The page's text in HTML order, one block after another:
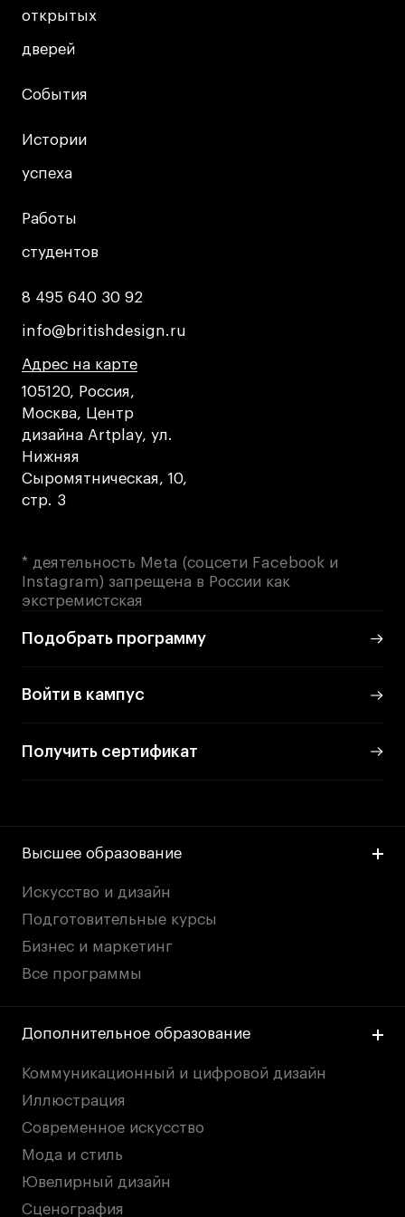
Коммерческий фотограф
Все программы
Для школьников
Интенсивы
Среднесрочные
Все программы
Новости
Преподаватели
Лицензии и аккредитации
Для прессы
Ресурсы
Вакансии
Контакты
Условия поступления
Иностранным студентам
Ассоциация выпускников
Центр карьеры
Живые проекты
Конкурсы
Летние стажировки
Проекты студентов
Работы студентов
«Живые» проекты
Участие в выставках
открытых
дверей
открытых
дверей
События
События
Истории
успеха
Истории
успеха
Работы
студентов
Работы
студентов
8 495 640 30 92
8 495 640 30 92
info@britishdesign.ru
info@britishdesign.ru
Адрес на карте
Адрес на карте
Адрес на карте
105120, Россия,
Москва, Центр
дизайна Artplay, ул.
Нижняя
Сыромятническая, 10,
стр. 3
* деятельность Meta (соцсети Facebook и
Instagram) запрещена в России как
экстремистская
Подобрать программу
Войти в кампус
Получить сертификат
Высшее образование
Искусство и дизайн
Подготовительные курсы
Бизнес и маркетинг
Все программы
Дополнительное образование
Коммуникационный и цифровой дизайн
Иллюстрация
Современное искусство
Мода и стиль
Ювелирный дизайн
Сценография